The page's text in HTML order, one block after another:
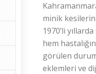
minik
1970’li
hem
görülen
eklemleri ve